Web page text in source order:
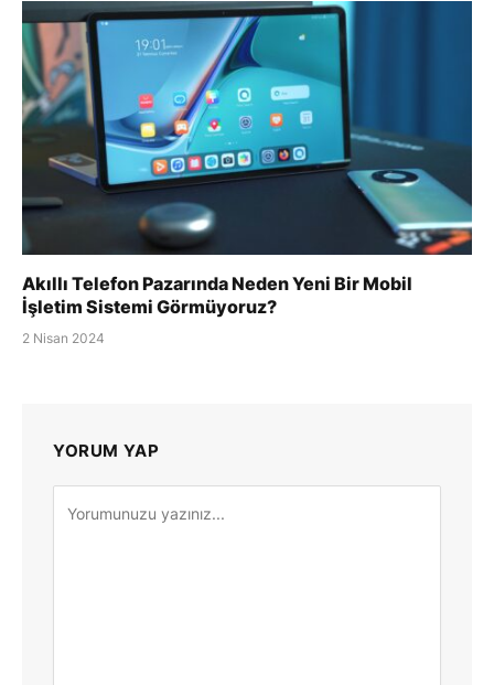
Akıllı Telefon Pazarında Neden Yeni Bir Mobil
İşletim Sistemi Görmüyoruz?
2 Nisan 2024
YORUM YAP